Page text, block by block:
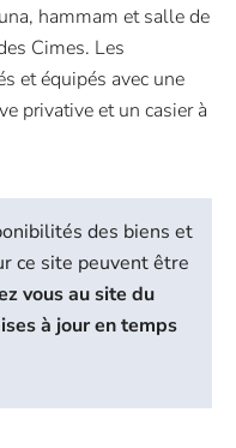
hammam et salle de
Cimes. Les
et équipés avec une
privative et un casier à
des biens et
ce site peuvent être
vous au site du
à jour en temps